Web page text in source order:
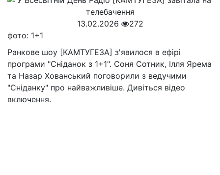
13.02.2026
272
фото: 1+1
Ранкове шоу [КАМТУГЕЗА] з'явилося в ефірі
програми "Сніданок з 1+1". Соня Сотник, Ілля Ярема
та Назар Хованський поговорили з ведучими
"Сніданку" про найважливіше. Дивіться відео
включення.